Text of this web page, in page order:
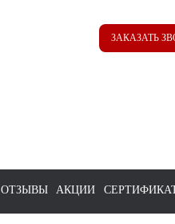
ЗАКАЗАТЬ
ОТЗЫВЫ АКЦИИ